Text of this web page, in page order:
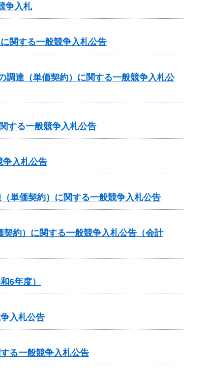
争入札
関する一般競争入札公告
達（単価契約）に関する一般競争入札公
する一般競争入札公告
争入札公告
単価契約）に関する一般競争入札公告
約）に関する一般競争入札公告（会計
6年度）
入札公告
る一般競争入札公告